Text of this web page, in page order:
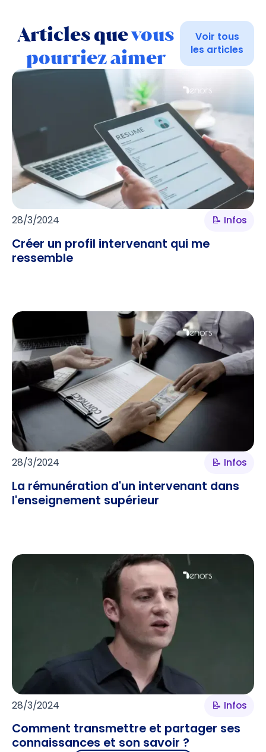
Articles quevous
pourriez aimer
Voir tous
les articles
28/3/2024 📝 Infos
Créer un profil intervenant qui me
ressemble
28/3/2024 📝 Infos
La rémunération d'un intervenant dans
l'enseignement supérieur
28/3/2024 📝 Infos
Comment transmettre et partager ses
connaissances et son savoir ?